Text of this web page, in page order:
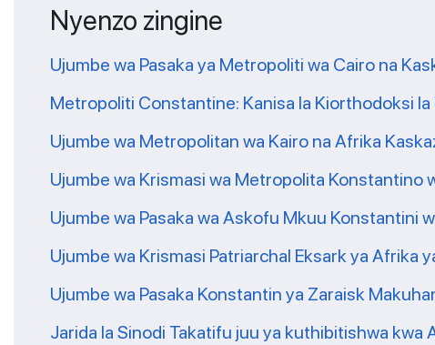
Nyenzo zingine
Ujumbe wa Pasaka ya Metropoliti wa Cairo na
Metropoliti Constantine: Kanisa la Kiorthodoksi
Ujumbe wa Metropolitan wa Kairo na Afrika
Ujumbe wa Krismasi wa Metropolita Konstantino
Ujumbe wa Pasaka wa Askofu Mkuu Konstantini
Ujumbe wa Krismasi Patriarchal Eksark ya Afrika
Ujumbe wa Pasaka Konstantin ya Zaraisk
Jarida la Sinodi Takatifu juu ya kuthibitishwa